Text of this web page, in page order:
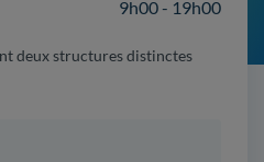
9h00 - 19h00
deux structures distinctes